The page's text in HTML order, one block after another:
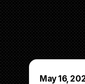
May 16,